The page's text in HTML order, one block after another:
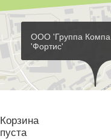
ООО 'Группа
'Фортис'
Корзина
пуста